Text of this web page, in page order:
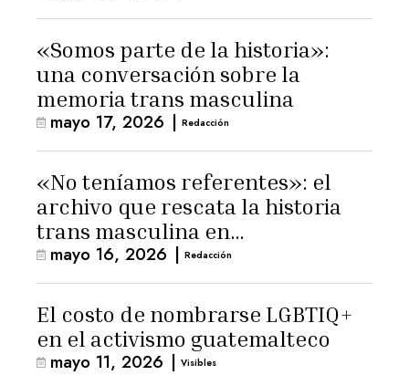
«Somos parte de la historia»:
una conversación sobre la
memoria trans masculina
mayo 17, 2026 | Redacción
«No teníamos referentes»: el
archivo que rescata la historia
trans masculina en
Latinoamérica
mayo 16, 2026 | Redacción
El costo de nombrarse LGBTIQ+
en el activismo guatemalteco
mayo 11, 2026 | Visibles